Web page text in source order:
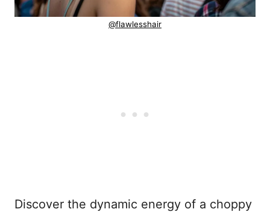
@flawlesshair
Discover the dynamic energy of a choppy